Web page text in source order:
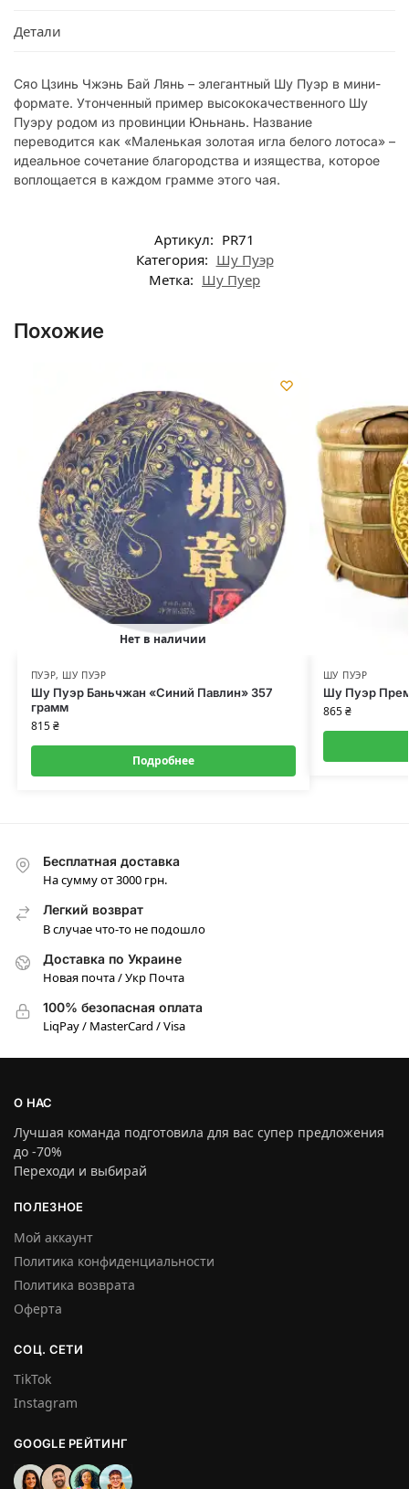
Детали
Сяо Цзинь Чжэнь Бай Лянь – элегантный Шу Пуэр в мини-
формате. Утонченный пример высококачественного Шу
Пуэру родом из провинции Юньнань. Название
переводится как «Маленькая золотая игла белого лотоса» –
идеальное сочетание благородства и изящества, которое
воплощается в каждом грамме этого чая.
Артикул: PR71
Категория: Шу Пуэр
Метка: Шу Пуер
Похожие
Нет в наличии
ПУЭР, ШУ ПУЭР
Шу Пуэр Баньчжан «Синий Павлин» 357
грамм
815₴
Подробнее
ШУ ПУЭР
Шу Пуэр
865₴
Бесплатная доставка
На сумму от 3000 грн.
Легкий возврат
В случае что-то не подошло
Доставка по Украине
Новая почта / Укр Почта
100% безопасная оплата
LiqPay / MasterCard / Visa
О НАС
Лучшая команда подготовила для вас супер предложения
до -70%
Переходи и выбирай
ПОЛЕЗНОЕ
Мой аккаунт
Политика конфиденциальности
Политика возврата
Оферта
СОЦ. СЕТИ
TikTok
Instagram
GOOGLE РЕЙТИНГ